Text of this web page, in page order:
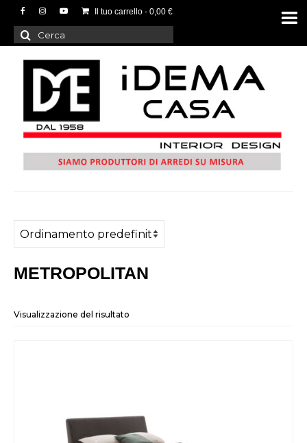
Il tuo carrello - 0,00 €
Cerca:
METROPOLITAN
Visualizzazione del risultato